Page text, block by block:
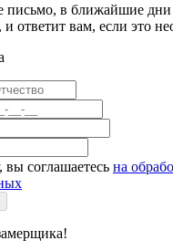
в ближайшие дни
ответит вам, если это
вы соглашаетесь на